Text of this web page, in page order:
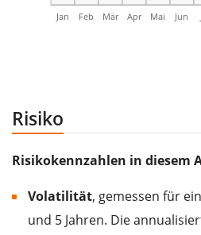
Jan Feb Mär Apr Mai Jun
Risiko
Risikokennzahlen in diesem
Volatilität, gemessen für
und 5 Jahren. Die